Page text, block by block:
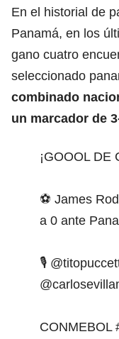
En el historial de
Panamá, en los
gano cuatro
seleccionado
combinado
un marcador de
¡GOOOL
⚽ James
a 0 ante
🎙
CONMEBOL